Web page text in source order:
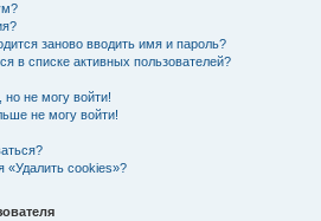
заново вводить имя и пароль?
в списке активных пользователей?
но не могу войти!
не могу войти!
«Удалить cookies»?